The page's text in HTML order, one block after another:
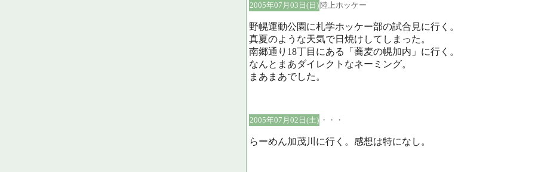
2005年07月03日(日) 陸上ホッケー
野幌運動公園に札学ホッケー部の試合見に行く。
真夏のような天気で日焼けしてしまった。
南郷通り18丁目にある「蕎麦の幌加内」に行く。
なんとまあダイレクトなネーミング。
まあまあでした。
2005年07月02日(土) ・・・
らーめん加茂川に行く。感想は特になし。